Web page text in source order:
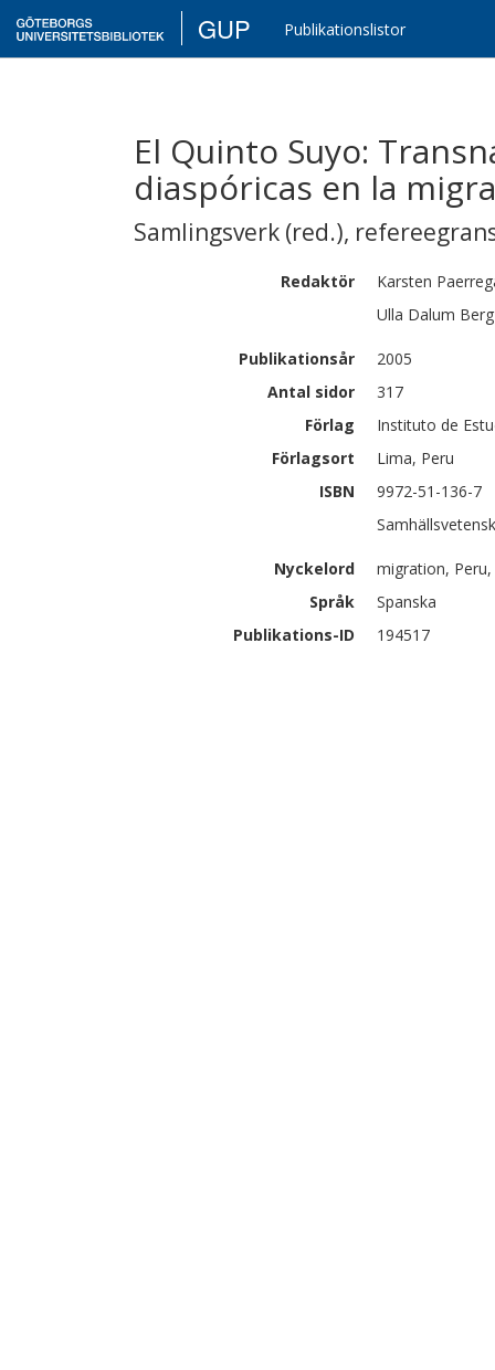
GUP Publikationslistor
El Quinto Suyo:
diaspóricas en la
Samlingsverk (red.),
Redaktör Karsten
Ulla Dalum Berg
Publikationsår
2005
Antal sidor
317
Förlag
Instituto de
Förlagsort
Lima, Peru
ISBN
9972-51-136-7
Nyckelord
migration,
Språk
Spanska
Publikations-ID
194517